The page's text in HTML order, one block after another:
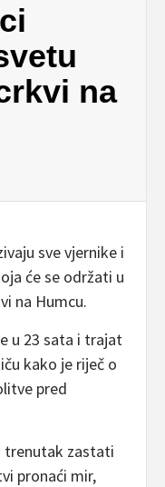
na
sve vjernike i
će se održati u
na Humcu.
u 23 sata i trajat
kako je riječ o
pred
trenutak zastati
pronaći mir,